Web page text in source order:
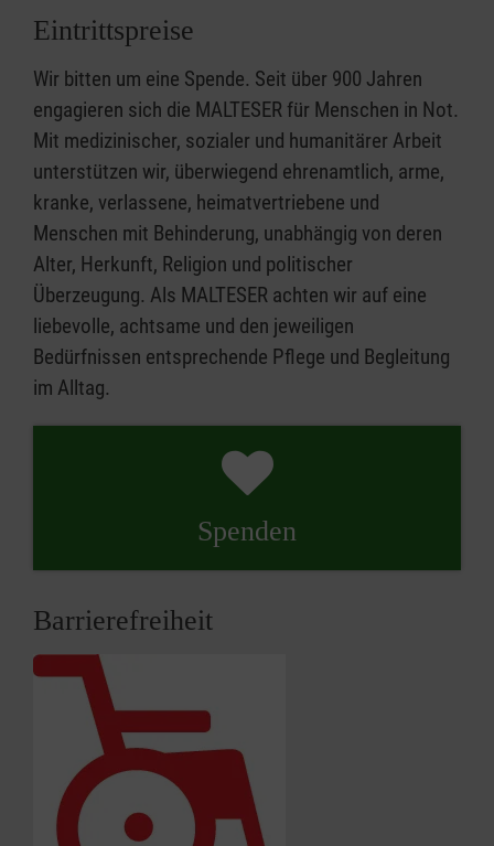
Eintrittspreise
Wir bitten um eine Spende. Seit über 900 Jahren
engagieren sich die MALTESER für Menschen in Not.
Mit medizinischer, sozialer und humanitärer Arbeit
unterstützen wir, überwiegend ehrenamtlich, arme,
kranke, verlassene, heimatvertriebene und
Menschen mit Behinderung, unabhängig von deren
Alter, Herkunft, Religion und politischer
Überzeugung. Als MALTESER achten wir auf eine
liebevolle, achtsame und den jeweiligen
Bedürfnissen entsprechende Pflege und Begleitung
im Alltag.
Spenden
Barrierefreiheit